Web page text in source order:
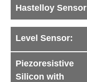
Hastelloy Sensor
Level Sensor:
Piezoresistive
Silicon with